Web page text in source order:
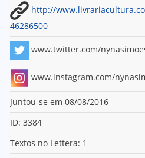
http://
46286500
www.twitter.com/
www.instagram.com/
Juntou-se em 08/08/2016
ID: 3384
Textos no Lettera: 1